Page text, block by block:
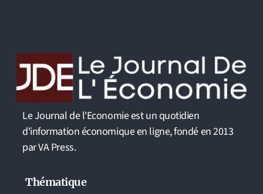
Le Journal de l'Economie est un quotidien
d'information économique en ligne, fondé en 2013
par VA Press.
Thématique